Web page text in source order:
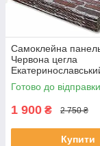
Самоклейна
Червона цегла
РУЛОНІ
Готово до відправки
1 900 ₴ 2 750 ₴
Купити